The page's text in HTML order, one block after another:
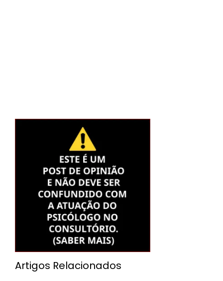
Artigos Relacionados